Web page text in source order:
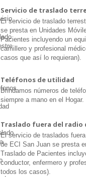
Servicio de traslado
El servicio de traslado
se presta en Unidades
Pacientes incluyendo un
camillero y profesional
casos que así lo requieran).
Teléfonos de utilidad
Brindamos números de
siempre a mano en el Hogar.
Traslado fuera del radio
El servicio de traslados
de ECI San Juan se presta
Traslado de Pacientes
conductor, enfermero y
todos los casos).